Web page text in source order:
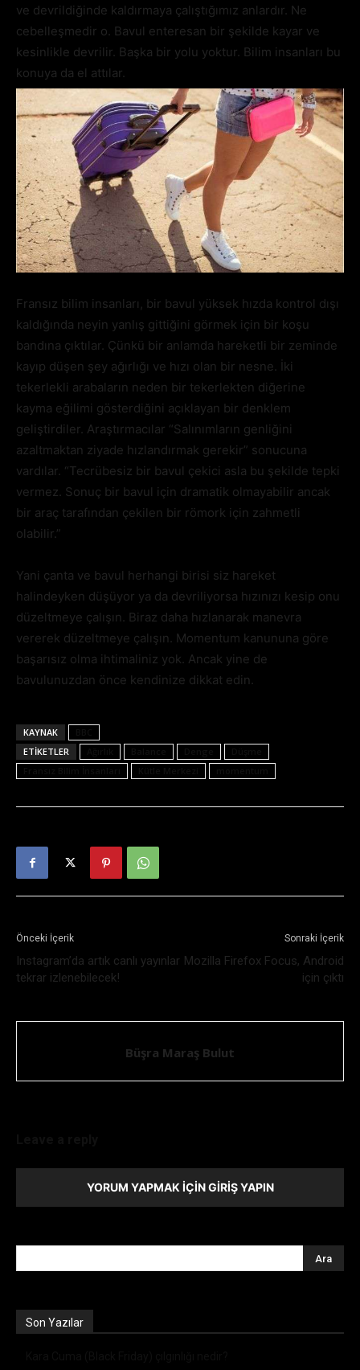
ve devrildiğinde kaldırmaya çalıştığımız anlardır. Ne
cebelleşmedir o. Bavul enteresan bir şekilde kayar ve
kesinlikle devrilir. Başka bir yolu yoktur. Bilim insanları bu
konuya da el attılar.
Fransız bilim insanları, bir bavul yüksek hızda kontrol dışı
kaldığında neyin yanlış gittiğini görmek için bir koşu
bandına çıktılar. Çünkü bir anlamda hareketli bir zeminde
kayıp düşen şey ağırlığı ve hızı olan bir nesne. İki
tekerlekli arabaların neden bir tekerlekten diğerine
kayma eğilimi gösterdiğini açıklayan bir denklem
geliştirdiler. Araştırmacılar “Salınımların genliğini
azaltmaktan ziyade hızlandırmak gerekir” sonucuna
vardılar. “Tecrübesiz bir bavul çekici asla bu şekilde tepki
vermez. Sonuç bir bavul için dramatik olmayabilir ancak
bir araç tarafından çekilen bir römork için zahmetli
olabilir.”
Yani çanta ve bavul herhangi birisi siz hareket
halindeyken düşüyor ya da devriliyorsa hızınızı kesip onu
düzeltmeye çalışın. Biraz daha hızlanarak manevra
vererek düzeltmeye çalışın. Momentum kanununa göre
başarısız olma ihtimaliniz yok. Ancak yine de
bavulunuzdan önce kendinize dikkat edin.
KAYNAK
ETIKETLER
Önceki İçerik
Instagram’da artık canlı yayınlar
tekrar izlenebilecek!
Sonraki İçerik
Mozilla Firefox Focus, Android
için çıktı
Büşra Maraş Bulut
YORUM YAPMAK İÇIN GIRIŞ YAPIN
Son Yazılar